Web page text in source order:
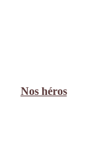
Nos héros